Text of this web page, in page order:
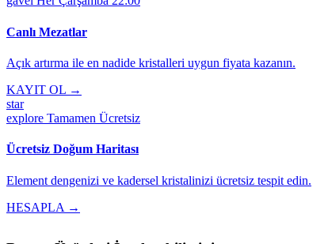
Canlı Mezatlar
Açık artırma ile en nadide kristalleri uygun fiyata kazanın.
KAYIT OL →
star
explore Tamamen Ücretsiz
Ücretsiz Doğum Haritası
Element dengenizi ve kadersel kristalinizi ücretsiz tespit edin.
HESAPLA →